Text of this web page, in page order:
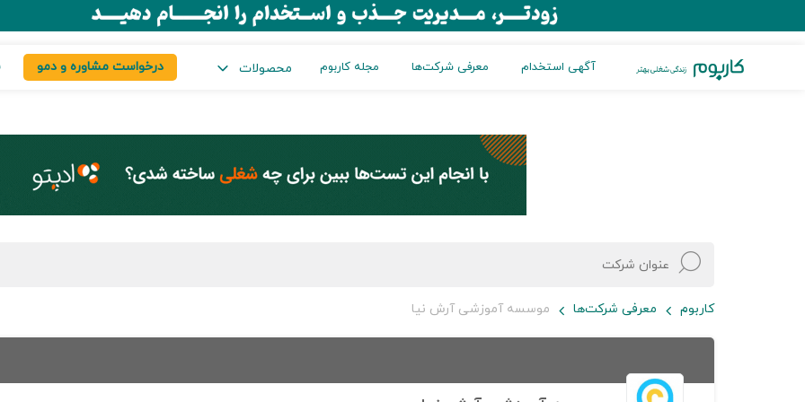
آگهی استخدام معرفی شرکت‌ها مجله کاربوم محصولات درخواست مشاوره و دمو
کاربوم معرفی شرکت‌ها موسسه آموزشی آرش نیا